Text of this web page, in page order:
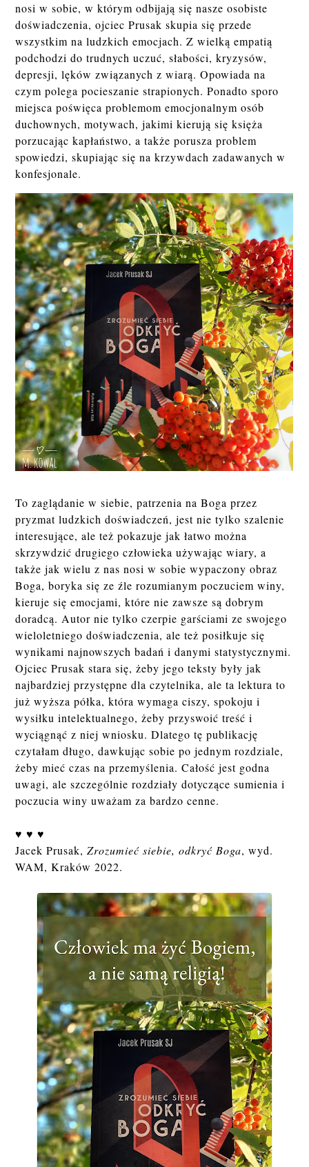
nosi w sobie, w którym odbijają się nasze osobiste
doświadczenia, ojciec Prusak skupia się przede
wszystkim na ludzkich emocjach. Z wielką empatią
podchodzi do trudnych uczuć, słabości, kryzysów,
depresji, lęków związanych z wiarą. Opowiada na
czym polega pocieszanie strapionych. Ponadto sporo
miejsca poświęca problemom emocjonalnym osób
duchownych, motywach, jakimi kierują się księża
porzucając kapłaństwo, a także porusza problem
spowiedzi, skupiając się na krzywdach zadawanych w
konfesjonale.
To zaglądanie w siebie, patrzenia na Boga przez
pryzmat ludzkich doświadczeń, jest nie tylko szalenie
interesujące, ale też pokazuje jak łatwo można
skrzywdzić drugiego człowieka używając wiary, a
także jak wielu z nas nosi w sobie wypaczony obraz
Boga, boryka się ze źle rozumianym poczuciem winy,
kieruje się emocjami, które nie zawsze są dobrym
doradcą. Autor nie tylko czerpie garściami ze swojego
wieloletniego doświadczenia, ale też posiłkuje się
wynikami najnowszych badań i danymi statystycznymi.
Ojciec Prusak stara się, żeby jego teksty były jak
najbardziej przystępne dla czytelnika, ale ta lektura to
już wyższa półka, która wymaga ciszy, spokoju i
wysiłku intelektualnego, żeby przyswoić treść i
wyciągnąć z niej wniosku. Dlatego tę publikację
czytałam długo, dawkując sobie po jednym rozdziale,
żeby mieć czas na przemyślenia. Całość jest godna
uwagi, ale szczególnie rozdziały dotyczące sumienia i
poczucia winy uważam za bardzo cenne.
♥ ♥ ♥
Jacek Prusak,Zrozumieć siebie, odkryć Boga, wyd.
WAM, Kraków 2022.